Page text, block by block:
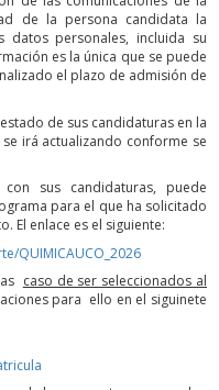
de la persona candidata la
datos personales, incluida su
es la única que se puede
el plazo de admisión de
de sus candidaturas en la
irá actualizando conforme se
sus candidaturas, puede
para el que ha solicitado
El enlace es el siguiente:
QUIMICAUCO_2026
caso de ser seleccionados al
para ello en el siguinete